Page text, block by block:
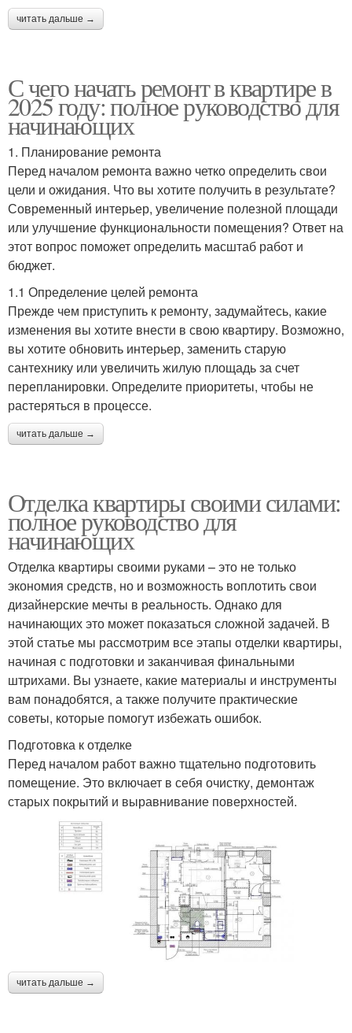
читать дальше →
С чего начать ремонт в квартире в
2025 году: полное руководство для
начинающих
1. Планирование ремонта
Перед началом ремонта важно четко определить свои
цели и ожидания. Что вы хотите получить в результате?
Современный интерьер, увеличение полезной площади
или улучшение функциональности помещения? Ответ на
этот вопрос поможет определить масштаб работ и
бюджет.
1.1 Определение целей ремонта
Прежде чем приступить к ремонту, задумайтесь, какие
изменения вы хотите внести в свою квартиру. Возможно,
вы хотите обновить интерьер, заменить старую
сантехнику или увеличить жилую площадь за счет
перепланировки. Определите приоритеты, чтобы не
растеряться в процессе.
читать дальше →
Отделка квартиры своими силами:
полное руководство для
начинающих
Отделка квартиры своими руками – это не только
экономия средств, но и возможность воплотить свои
дизайнерские мечты в реальность. Однако для
начинающих это может показаться сложной задачей. В
этой статье мы рассмотрим все этапы отделки квартиры,
начиная с подготовки и заканчивая финальными
штрихами. Вы узнаете, какие материалы и инструменты
вам понадобятся, а также получите практические
советы, которые помогут избежать ошибок.
Подготовка к отделке
Перед началом работ важно тщательно подготовить
помещение. Это включает в себя очистку, демонтаж
старых покрытий и выравнивание поверхностей.
читать дальше →